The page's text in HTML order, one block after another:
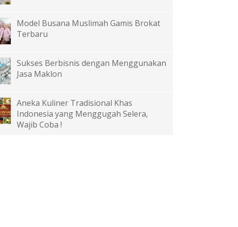
Model Busana Muslimah Gamis Brokat
Terbaru
Sukses Berbisnis dengan Menggunakan
Jasa Maklon
Aneka Kuliner Tradisional Khas
Indonesia yang Menggugah Selera,
Wajib Coba !